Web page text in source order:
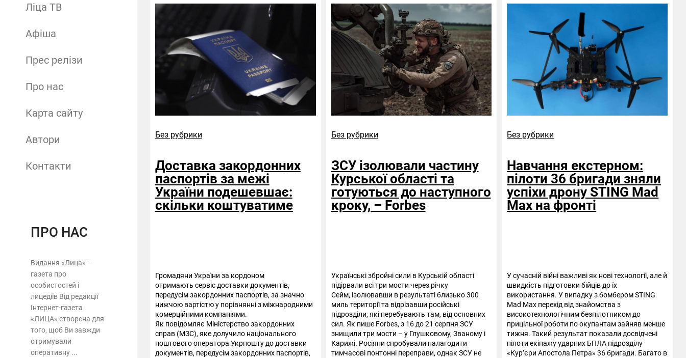
Ліца ТВ
Афіша
Прес релізи
Про нас
Карта сайту
Автори
Контакти
ПРО НАС
Видання «Лица» —
газета про
особистостей і
лицедіїв Від редакції
Інтернет-газета
«ЛИЦА» створена для
того, щоб Ви завжди
отримували
оперативну ...
Без рубрики
Доставка закордонних
паспортів за межі
України подешевшає:
скільки коштуватиме
Громадяни України за кордоном
отримають сервіс доставки документів,
передусім закордонних паспортів, за значно
нижчою вартістю у порівнянні з міжнародними
комерційними компаніями.
Як повідомляє Міністерство закордонних
справ (МЗС), яке долучило національного
поштового оператора Укрпошту до доставки
документів, передусім закордонних паспортів,
Без рубрики
ЗСУ ізолювали частину
Курської області та
готуються до наступного
кроку, – Forbes
Українські збройні сили в Курській області
підірвали всі три мости через річку
Сейм, ізолювавши в результаті близько 300
миль території та відрізавши російські
підрозділи, які перебувають там, від основних
сил. Як пише Forbes, з 16 до 21 серпня ЗСУ
знищили три мости – у Глушковому, Званому і
Карижі. Росіяни спробували налагодити
тимчасові понтонні переправи, однак ЗСУ не
Без рубрики
Навчання екстерном:
пілоти 36 бригади зняли
успіхи дрону STING Mad
Max на фронті
У сучасній війні важливі як нові технології, але й
швидкість підготовки бійців до їх
використання. У випадку з бомбером STING
Mad Max перехід від знайомства з
високотехнологічним безпілотником до
прицільної роботи по окупантам зайняв менше
тижня. Такий результат показали досвідчені
пілоти екіпажу ударних БПЛА підрозділу
«Кур’єри Апостола Петра» 36 бригади. Багато в